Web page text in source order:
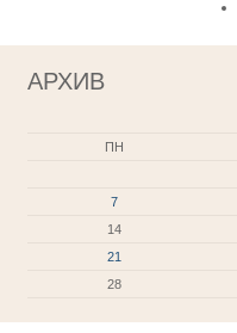
АРХИВ
ПН
7
14
21
28